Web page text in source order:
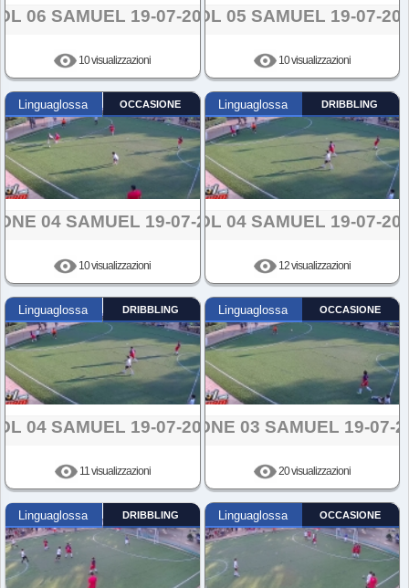
06 SAMUEL 19-07-2024
10 visualizzazioni
GOL 05 SAMUEL 19-07-
10 visualizzazioni
Linguaglossa OCCASIONE
04 SAMUEL 19-07-2024
10 visualizzazioni
Linguaglossa DRIBBLING
GOL 04 SAMUEL 19-07-
12 visualizzazioni
Linguaglossa DRIBBLING
04 SAMUEL 19-07-2024
11 visualizzazioni
Linguaglossa OCCASIONE
AZIONE 03 SAMUEL 19-07-
20 visualizzazioni
Linguaglossa DRIBBLING Linguaglossa OCCASIONE